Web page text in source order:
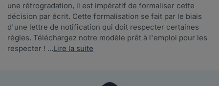
une rétrogradation, il est impératif de formaliser cette
décision par écrit. Cette formalisation se fait par le biais
d'une lettre de notification qui doit respecter certaines
règles. Téléchargez notre modèle prêt à l'emploi pour les
respecter ! ...Lire la suite